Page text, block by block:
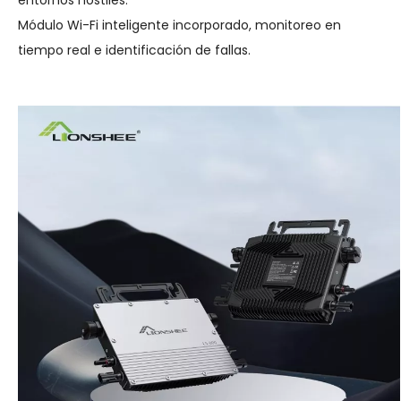
Módulo Wi-Fi inteligente incorporado, monitoreo en
tiempo real e identificación de fallas.